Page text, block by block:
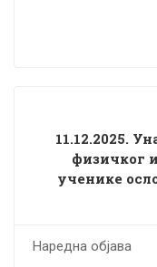
11.12.2025.
физичког
ученике
Наредна објава